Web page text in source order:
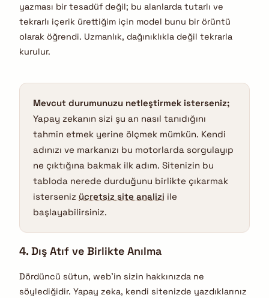
yazması bir tesadüf değil; bu alanlarda tutarlı ve
tekrarlı içerik ürettiğim için model bunu bir örüntü
olarak öğrendi. Uzmanlık, dağınıklıkla değil tekrarla
kurulur.
Mevcut durumunuzu netleştirmek isterseniz;
Yapay zekanın sizi şu an nasıl tanıdığını
tahmin etmek yerine ölçmek mümkün. Kendi
adınızı ve markanızı bu motorlarda sorgulayıp
ne çıktığına bakmak ilk adım. Sitenizin bu
tabloda nerede durduğunu birlikte çıkarmak
isterseniz ücretsiz site analizi ile
başlayabilirsiniz.
4. Dış Atıf ve Birlikte Anılma
Dördüncü sütun, web’in sizin hakkınızda ne
söylediğidir. Yapay zeka, kendi sitenizde yazdıklarınız